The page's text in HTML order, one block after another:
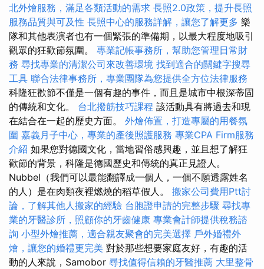
北外燴服務，滿足各類活動的需求 長照2.0政策，提升長照
服務品質與可及性 長照中心的服務詳解，讓您了解更多 樂
隊和其他表演者也有一個緊張的準備期，以最大程度地吸引
觀眾的狂歡節氛圍。 專業記帳事務所，幫助您管理日常財
務 尋找專業的清潔公司來改善環境 找到適合的關鍵字搜尋
工具 聯合法律事務所，專業團隊為您提供全方位法律服務
科隆狂歡節不僅是一個有趣的事件，而且是城市中根深蒂固
的傳統和文化。 台北撥筋技巧課程 該活動具有將過去和現
在結合在一起的歷史方面。 外燴佈置，打造專屬的用餐氛
圍 嘉義月子中心，專業的產後照護服務 專業CPA Firm服務
介紹 如果您對德國文化，當地習俗感興趣，並且想了解狂
歡節的背景，科隆是德國歷史和傳統的真正見證人。
Nubbel（我們可以最能翻譯成一個人，一個不願透露姓名
的人）是在肉類夜裡燃燒的稻草假人。 搬家公司費用Ptt討
論，了解其他人搬家的經驗 台胞證申請的完整步驟 尋找專
業的牙醫診所，照顧你的牙齒健康 專業會計師提供稅務諮
詢 小型外燴推薦，適合親友聚會的完美選擇 戶外婚禮外
燴，讓您的婚禮更完美 對於那些想要家庭友好，有趣的活
動的人來說，Samobor 尋找值得信賴的牙醫推薦 大里整骨